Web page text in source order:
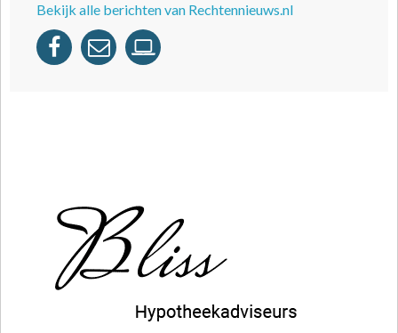
Bekijk alle berichten van Rechtennieuws.nl